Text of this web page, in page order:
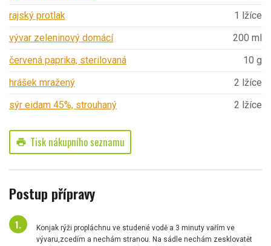
rajský protlak
1 lžíce
vývar zeleninový domácí
200 ml
červená paprika, sterilovaná
10 g
hrášek mražený
2 lžíce
sýr eidam 45%, strouhaný
2 lžíce
print Tisk nákupního seznamu
Postup přípravy
Konjak rýži propláchnu ve studené vodě a 3 minuty vařím ve
vývaru,zcedím a nechám stranou. Na sádle nechám zesklovatět